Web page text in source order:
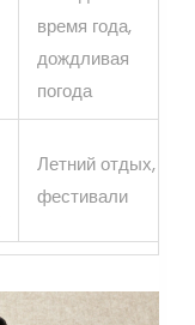
время года,
дождливая
погода
Летний отдых,
фестивали